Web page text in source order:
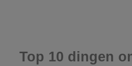
Top 10 dingen